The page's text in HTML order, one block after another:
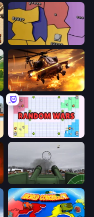
Compact Conflict
Heli Military Base
Random Wars
Flakmeister